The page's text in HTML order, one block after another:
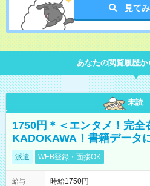
見て
あなたの閲覧履歴か
未読
1750円＊＜エンタメ！完全
KADOKAWA！書籍データ
派遣 WEB登録・面接OK
給与
時給1750円